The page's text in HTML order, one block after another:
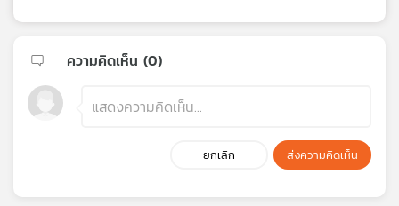
ความคิดเห็น (0)
ยกเลิก ส่งความคิดเห็น